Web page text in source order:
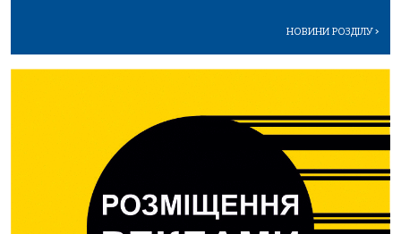
НОВИНИ РОЗДІЛУ>